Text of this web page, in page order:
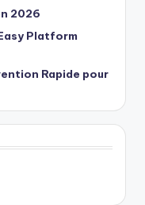
2026
Platform
Rapide pour